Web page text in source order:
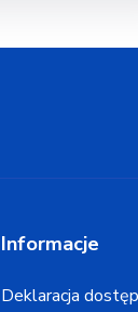
Informacje
Deklaracja